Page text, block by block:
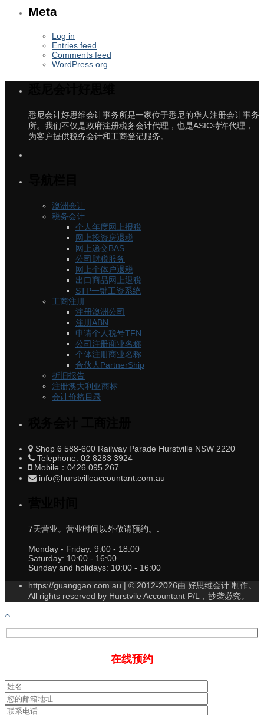
Meta
Log in
Entries feed
Comments feed
WordPress.org
悉尼会计好思维会计事务所是一家位于悉尼的华人注册会计事务
所。我们不仅是政府注册税务会计代理，也是ASIC特许代理，
为客户提供税务会计和工商登记服务。
澳洲会计
税务会计
个人年度网上报税
网上投资房退税
网上递交BAS
公司财税服务
网上个体户退税
出口商品网上退税
STP一键工资系统
工商注册
注册澳洲公司
注册ABN
申请个人税号TFN
公司注册商业名称
个体注册商业名称
合伙人PartnerShip
折旧报告
注册澳大利亚商标
会计价格目录
Shop 6 588-600 Railway Parade Hurstville NSW 2220
Telephone: 02 8283 3924
Mobile：0426 095 267
info@hurstvilleaccountant.com.au
7天营业。营业时间以外敬请预约。.
Monday - Friday: 9:00 - 18:00
Saturday: 10:00 - 16:00
Sunday and holidays: 10:00 - 16:00
https://guanggao.com.au | © 2012-2026由 好思维会计 制作。
All rights reserved by Hurstvile Accountant P/L，抄袭必究。
在线预约